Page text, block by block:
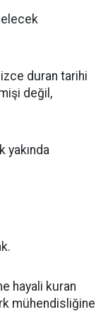
duran tarihi
değil,
yakında
hayali kuran
mühendisliğine